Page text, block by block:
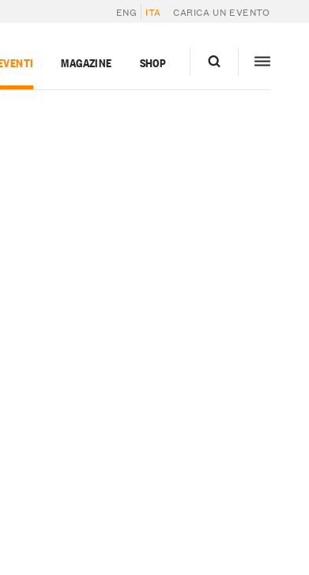
ENG ITA CARICA UN EVENTO
MAGAZINE SHOP